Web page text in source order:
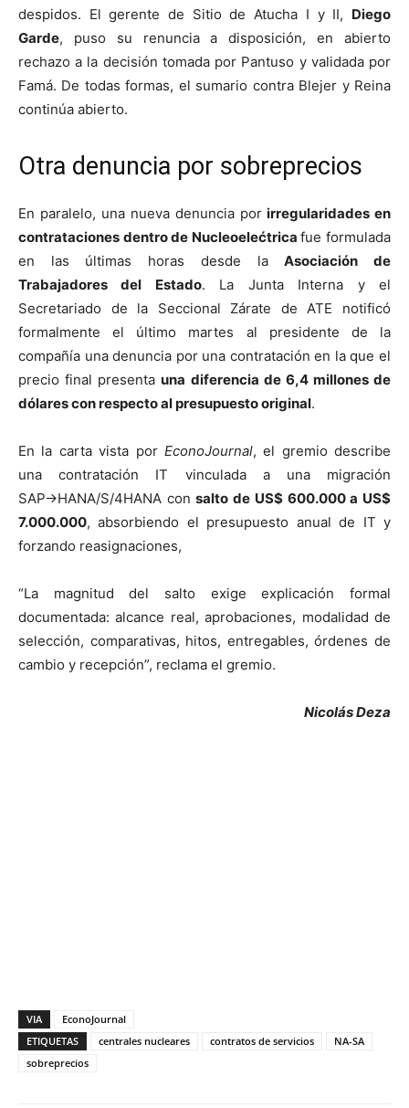
despidos. El gerente de Sitio de Atucha I y II, Diego
Garde, puso su renuncia a disposición, en abierto
rechazo a la decisión tomada por Pantuso y validada por
Famá. De todas formas, el sumario contra Blejer y Reina
continúa abierto.
Otra denuncia por sobreprecios
En paralelo, una nueva denuncia por irregularidades en
contrataciones dentro de Nucleoelećtricafue formulada
en las últimas horas desde laAsociación de
Trabajadores del Estado. La Junta Interna y el
Secretariado de la Seccional Zárate de ATE notificó
formalmente el último martes al presidente de la
compañía una denuncia por una contratación en la que el
precio final presentauna diferencia de 6,4 millones de
dólares con respecto al presupuesto original.
En la carta vista por EconoJournal, el gremio describe
una contratación IT vinculada a una migración
SAP→HANA/S/4HANA consalto de US$ 600.000 a US$
7.000.000, absorbiendo el presupuesto anual de IT y
forzando reasignaciones,
“La magnitud del salto exige explicación formal
documentada: alcance real, aprobaciones, modalidad de
selección, comparativas, hitos, entregables, órdenes de
cambio y recepción”, reclama el gremio.
Nicolás Deza
VIA
EconoJournal
ETIQUETAS
centrales nucleares contratos de servicios
NA-SA
sobreprecios